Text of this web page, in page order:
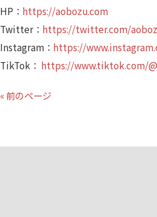
HP： https://aobozu.com
Twitter： https://twitter.com/
Instagram： https://
TikTok： https://www.tiktok.com/
« 前のページ